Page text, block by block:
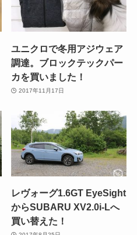
ユニクロで冬用アジウェア
調達。ブロックテックパー
カを買いました！
2017年11月17日
レヴォーグ1.6GT EyeSight
からSUBARU XV2.0i-Lへ
買い替えた！